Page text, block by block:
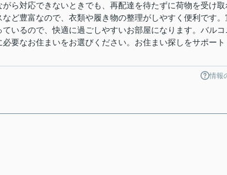
ら対応できないときでも、再配達を待たずに荷物を受け取
ど豊富なので、衣類や履き物の整理がしやすく便利です。
いるので、快適に過ごしやすいお部屋になります。バルコ
要なお住まいをお選びください。お住まい探しをサポート
情報